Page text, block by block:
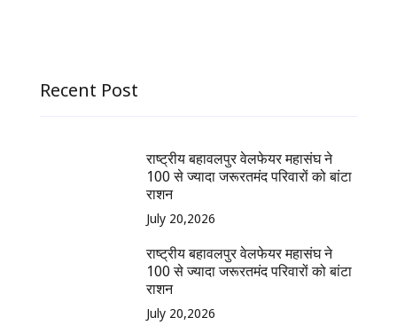
Recent Post
राष्ट्रीय बहावलपुर वेलफेयर महासंघ ने
100 से ज्यादा जरूरतमंद परिवारों को बांटा
राशन
July 20,2026
राष्ट्रीय बहावलपुर वेलफेयर महासंघ ने
100 से ज्यादा जरूरतमंद परिवारों को बांटा
राशन
July 20,2026